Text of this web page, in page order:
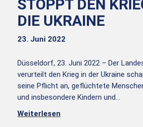
STOPPT DEN
DIE UKRAINE
23. Juni 2022
Düsseldorf, 23. Juni 2022 – Der
verurteilt den Krieg in der Ukraine
seine Pflicht an, geflüchtete
und insbesondere Kindern und…
Weiterlesen